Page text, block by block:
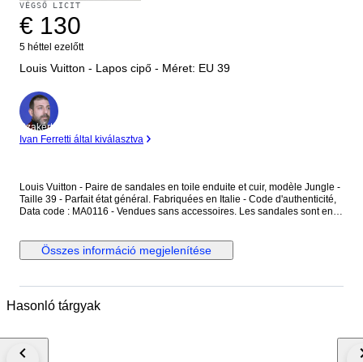
VÉGSŐ LICIT
€ 130
5 héttel ezelőtt
Louis Vuitton - Lapos cipő - Méret: EU 39
Szakértő
Ivan Ferretti által kiválasztva
Louis Vuitton - Paire de sandales en toile enduite et cuir, modèle Jungle -
Taille 39 - Parfait état général. Fabriquées en Italie - Code d'authenticité,
Data code : MA0116 - Vendues sans accessoires. Les sandales sont en
rose uni - Les sandales se ferment avec une boucle en métal argenté.
Dimensions : Hauteur totale au talon 9,3 cm - Largeur à plat 10 cm -
cm - Hauteur du talon 3,4 cm. Les sandales sont en parfait état général,
Összes információ megjelenítése
Hasonló tárgyak